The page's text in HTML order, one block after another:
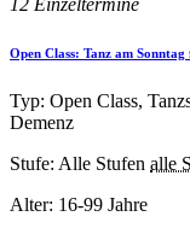
Open Class: Tanz am
Typ: Open Class,
Demenz
Stufe: Alle Stufen alle
Alter: 16-99 Jahre